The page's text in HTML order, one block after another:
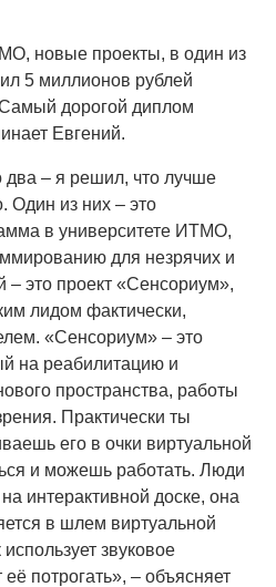
новые проекты, в один из
5 миллионов рублей
дорогой диплом
Евгений.
два – я решил, что лучше
Один из них – это
в университете ИТМО,
для незрячих и
это проект «Сенсориум»,
лидом фактически,
«Сенсориум» – это
на реабилитацию и
пространства, работы
Практически ты
его в очки виртуальной
и можешь работать. Люди
интерактивной доске, она
в шлем виртуальной
звуковое
потрогать», – объясняет